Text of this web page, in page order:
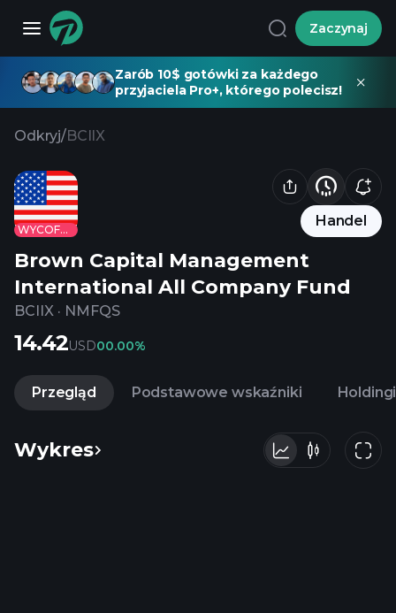
Zaczynaj
Zarób 10$ gotówki za każdego
przyjaciela Pro+, którego polecisz!
Odkryj/BCIIX
WYCOFANE
Handel
Brown Capital Management
International All Company Fund
BCIIX · NMFQS
14.42USD00.00%
Przegląd Podstawowe wskaźniki Holdingi
Wykres